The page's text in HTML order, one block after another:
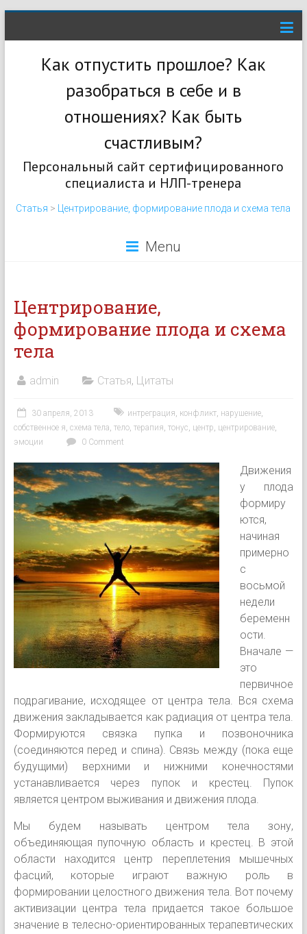
Как отпустить прошлое? Как
разобраться в себе и в
отношениях? Как быть
счастливым?
Персональный сайт сертифицированного
специалиста и НЛП-тренера
Статья > Центрирование, формирование плода и схема тела
Menu
Центрирование,
формирование плода и схема
тела
admin Статья, Цитаты
30 апреля, 2013 интреграция, конфликт, нарушение,
собственное я, схема тела, тело, терапия, тонус, центр, центрирование,
эмоции
0 Comment
Движения
у плода
формиру
ются,
начиная
примерно
с
восьмой
недели
беременн
ости.
Вначале —
это
первичное
подрагивание, исходящее от центра тела. Вся схема
движения закладывается как радиация от центра тела.
Формируются связка пупка и позвоночника
(соединяются перед и спина). Связь между (пока еще
будущими) верхними и нижними конечностями
устанавливается через пупок и крестец. Пупок
является центром выживания и движения плода.
Мы будем называть центром тела зону,
объединяющая пупочную область и крестец. В этой
области находится центр переплетения мышечных
фасций, которые играют важную роль в
формировании целостного движения тела. Вот почему
активизации центра тела придается такое большое
значение в телесно-ориентированных терапевтических